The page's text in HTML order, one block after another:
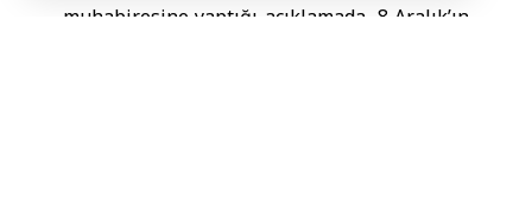
muhabiresine yaptığı açıklamada, 8 Aralık’ın